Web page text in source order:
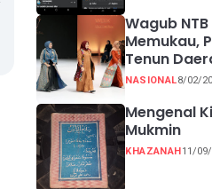
Wagub
Memukau,
Tenun
Fashion
NASIONAL8/02/
Mengenal
Mukmin
KHAZANAH11/